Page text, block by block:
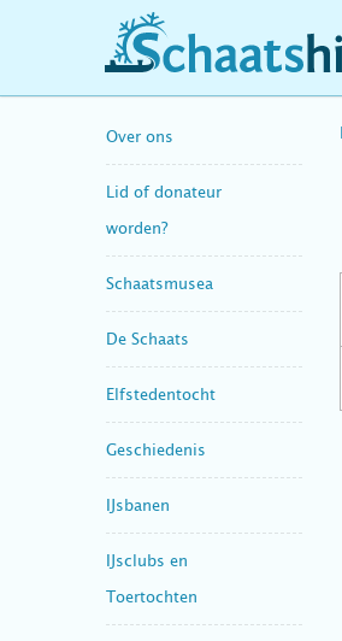
schaatshistorie.nl
Over ons
Lid of donateur
worden?
Schaatsmusea
De Schaats
Elfstedentocht
Geschiedenis
IJsbanen
IJsclubs en
Toertochten